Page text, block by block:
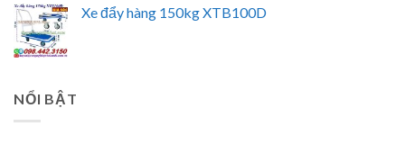
Xe đẩy hàng 150kg XTB100D
NỔI BẬT